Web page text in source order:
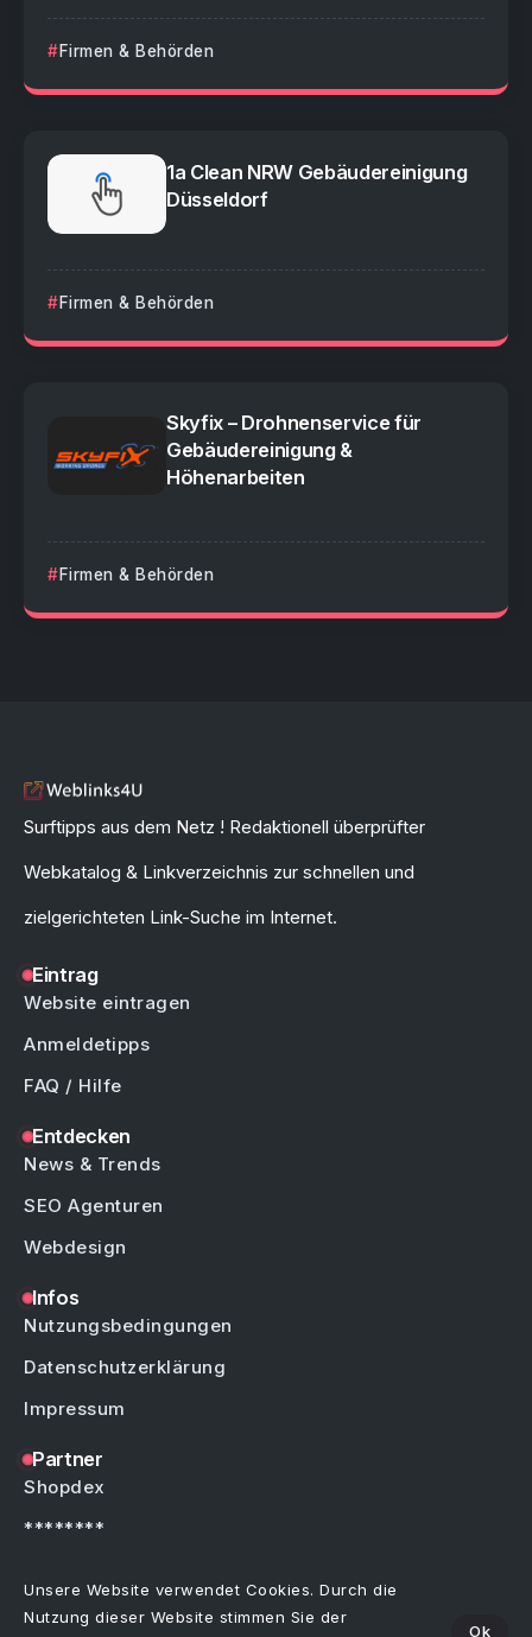
Firmen & Behörden
1a Clean NRW Gebäudereinigung
Düsseldorf
Firmen & Behörden
Skyfix – Drohnenservice für
Gebäudereinigung &
Höhenarbeiten
Firmen & Behörden
Surftipps aus dem Netz ! Redaktionell überprüfter
Webkatalog & Linkverzeichnis zur schnellen und
zielgerichteten Link-Suche im Internet.
Eintrag
Website eintragen
Anmeldetipps
FAQ / Hilfe
Entdecken
News & Trends
SEO Agenturen
Webdesign
Infos
Nutzungsbedingungen
Datenschutzerklärung
Impressum
Partner
Shopdex
********
Unsere Website verwendet Cookies. Durch die
Nutzung dieser Website stimmen Sie der
Ok